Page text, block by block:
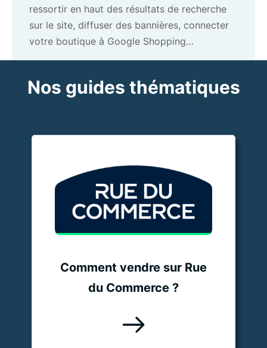
ressortir en haut des résultats de recherche
sur le site, diffuser des bannières, connecter
votre boutique à Google Shopping…
Nos guides thématiques
Comment vendre sur Rue
du Commerce ?